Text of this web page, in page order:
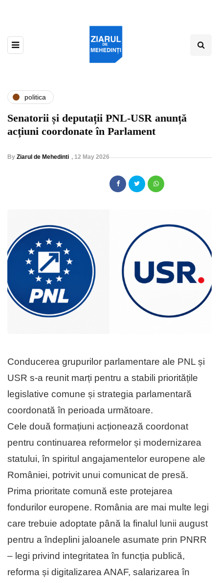
politica
Senatorii și deputații PNL-USR anunță
acțiuni coordonate în Parlament
By Ziarul de Mehedinti , 12 May 2026
Conducerea grupurilor parlamentare ale PNL și
USR s-a reunit marți pentru a stabili prioritățile
legislative comune și strategia parlamentară
coordonată în perioada următoare.
Cele două formațiuni acționează coordonat
pentru continuarea reformelor și modernizarea
statului, în spiritul angajamentelor europene ale
României, potrivit unui comunicat de presă.
Prima prioritate comună este protejarea
fondurilor europene. România are mai multe legi
care trebuie adoptate până la finalul lunii august
pentru a îndeplini jaloanele asumate prin PNRR
– legi privind integritatea în funcția publică,
reforma și digitalizarea ANAF, salarizarea în